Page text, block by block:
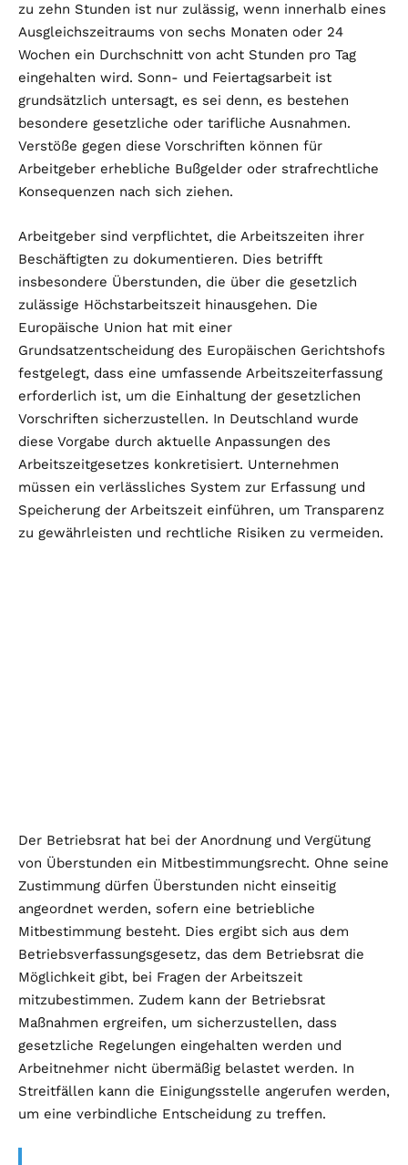
zu zehn Stunden ist nur zulässig, wenn innerhalb eines
Ausgleichszeitraums von sechs Monaten oder 24
Wochen ein Durchschnitt von acht Stunden pro Tag
eingehalten wird. Sonn- und Feiertagsarbeit ist
grundsätzlich untersagt, es sei denn, es bestehen
besondere gesetzliche oder tarifliche Ausnahmen.
Verstöße gegen diese Vorschriften können für
Arbeitgeber erhebliche Bußgelder oder strafrechtliche
Konsequenzen nach sich ziehen.
Arbeitgeber sind verpflichtet, die Arbeitszeiten ihrer
Beschäftigten zu dokumentieren. Dies betrifft
insbesondere Überstunden, die über die gesetzlich
zulässige Höchstarbeitszeit hinausgehen. Die
Europäische Union hat mit einer
Grundsatzentscheidung des Europäischen Gerichtshofs
festgelegt, dass eine umfassende Arbeitszeiterfassung
erforderlich ist, um die Einhaltung der gesetzlichen
Vorschriften sicherzustellen. In Deutschland wurde
diese Vorgabe durch aktuelle Anpassungen des
Arbeitszeitgesetzes konkretisiert. Unternehmen
müssen ein verlässliches System zur Erfassung und
Speicherung der Arbeitszeit einführen, um Transparenz
zu gewährleisten und rechtliche Risiken zu vermeiden.
Der Betriebsrat hat bei der Anordnung und Vergütung
von Überstunden ein Mitbestimmungsrecht. Ohne seine
Zustimmung dürfen Überstunden nicht einseitig
angeordnet werden, sofern eine betriebliche
Mitbestimmung besteht. Dies ergibt sich aus dem
Betriebsverfassungsgesetz, das dem Betriebsrat die
Möglichkeit gibt, bei Fragen der Arbeitszeit
mitzubestimmen. Zudem kann der Betriebsrat
Maßnahmen ergreifen, um sicherzustellen, dass
gesetzliche Regelungen eingehalten werden und
Arbeitnehmer nicht übermäßig belastet werden. In
Streitfällen kann die Einigungsstelle angerufen werden,
um eine verbindliche Entscheidung zu treffen.